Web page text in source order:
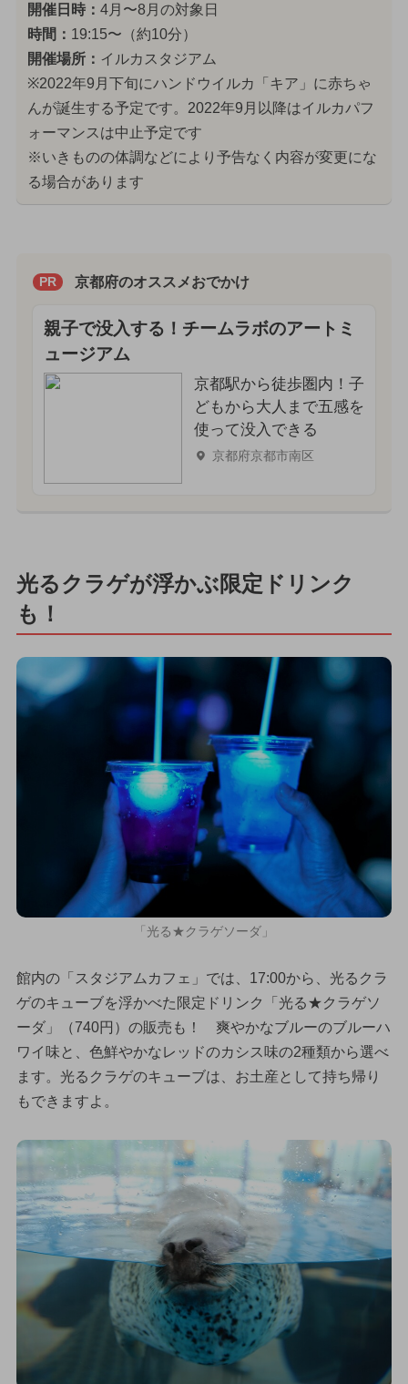
開催日時： 4月〜8月の対象日
時間： 19:15〜（約10分）
開催場所： イルカスタジアム
※2022年9月下旬にハンドウイルカ「キア」に赤ちゃ
んが誕生する予定です。2022年9月以降はイルカパフ
ォーマンスは中止予定です
※いきものの体調などにより予告なく内容が変更にな
る場合があります
PR 京都府のオススメおでかけ
親子で没入する！チームラボのアートミ
ュージアム
京都駅から徒歩圏内！子
どもから大人まで五感を
使って没入できる
京都府京都市南区
光るクラゲが浮かぶ限定ドリンク
も！
「光る★クラゲソーダ」
館内の「スタジアムカフェ」では、17:00から、光るクラ
ゲのキューブを浮かべた限定ドリンク「光る★クラゲソ
ーダ」（740円）の販売も！ 爽やかなブルーのブルーハ
ワイ味と、色鮮やかなレッドのカシス味の2種類から選べ
ます。光るクラゲのキューブは、お土産として持ち帰り
もできますよ。